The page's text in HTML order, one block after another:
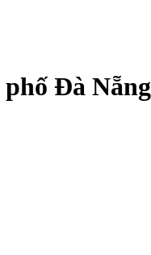
Đà Nẵng